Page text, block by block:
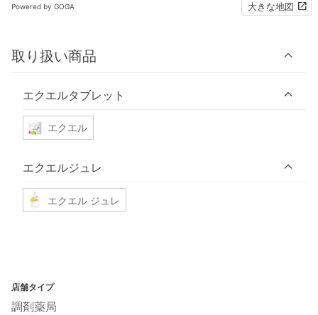
Powered by GOGA 大きな地図
取り扱い商品
エクエルタブレット
エクエル
エクエルジュレ
エクエル ジュレ
店舗タイプ
調剤薬局